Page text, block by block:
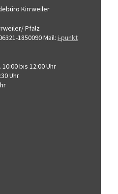
Kirrweiler
Pfalz
1850090Mail: i-punkt
10:00 bis 12:00 Uhr
Uhr